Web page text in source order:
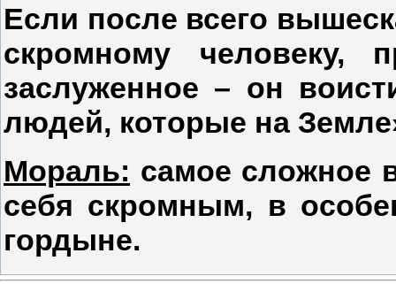
Если после всего
скромному человеку,
заслуженное – он
людей, которые на
Мораль: самое сложное
себя скромным, в
гордыне.